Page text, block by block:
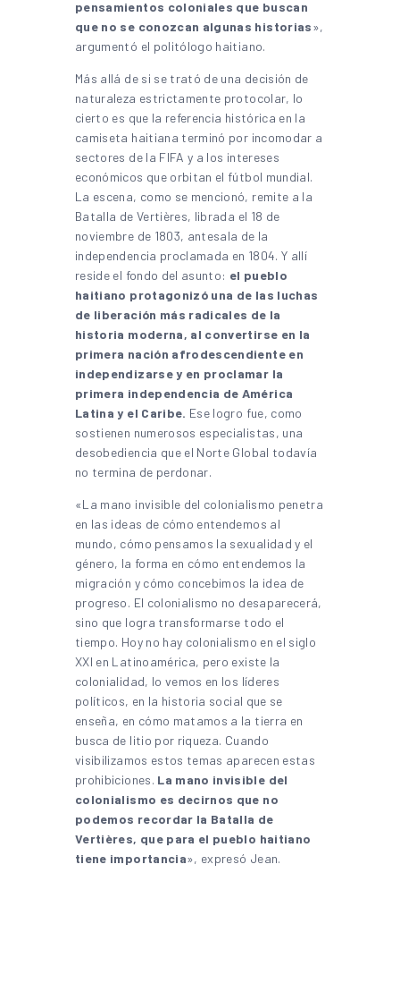
pensamientos coloniales que buscan
que no se conozcan algunas historias»,
argumentó el politólogo haitiano.
Más allá de si se trató de una decisión de
naturaleza estrictamente protocolar, lo
cierto es que la referencia histórica en la
camiseta haitiana terminó por incomodar a
sectores de la FIFA y a los intereses
económicos que orbitan el fútbol mundial.
La escena, como se mencionó, remite a la
Batalla de Vertières, librada el 18 de
noviembre de 1803, antesala de la
independencia proclamada en 1804. Y allí
reside el fondo del asunto: el pueblo
haitiano protagonizó una de las luchas
de liberación más radicales de la
historia moderna, al convertirse en la
primera nación afrodescendiente en
independizarse y en proclamar la
primera independencia de América
Latina y el Caribe. Ese logro fue, como
sostienen numerosos especialistas, una
desobediencia que el Norte Global todavía
no termina de perdonar.
«La mano invisible del colonialismo penetra
en las ideas de cómo entendemos al
mundo, cómo pensamos la sexualidad y el
género, la forma en cómo entendemos la
migración y cómo concebimos la idea de
progreso. El colonialismo no desaparecerá,
sino que logra transformarse todo el
tiempo. Hoy no hay colonialismo en el siglo
XXI en Latinoamérica, pero existe la
colonialidad, lo vemos en los líderes
políticos, en la historia social que se
enseña, en cómo matamos a la tierra en
busca de litio por riqueza. Cuando
visibilizamos estos temas aparecen estas
prohibiciones. La mano invisible del
colonialismo es decirnos que no
podemos recordar la Batalla de
Vertières, que para el pueblo haitiano
tiene importancia», expresó Jean.